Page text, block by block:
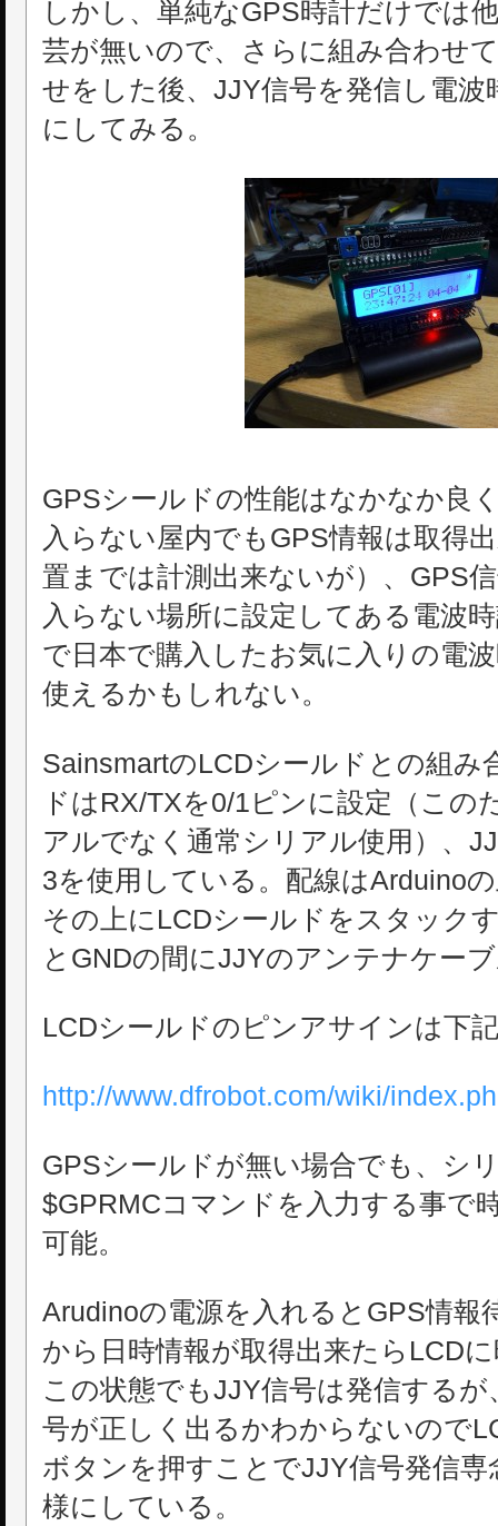
しかし、単純なGPS時計だけでは
芸が無いので、さらに組み合わせ
せをした後、JJY信号を発信し電波
にしてみる。
GPSシールドの性能はなかなか良
入らない屋内でもGPS情報は取得
置までは計測出来ないが）、GPS
入らない場所に設定してある電波
で日本で購入したお気に入りの電
使えるかもしれない。
SainsmartのLCDシールドとの組み
ドはRX/TXを0/1ピンに設定（この
アルでなく通常シリアル使用）、
3を使用している。配線はArduino
その上にLCDシールドをスタック
とGNDの間にJJYのアンテナケー
LCDシールドのピンアサインは下
http://www.dfrobot.com/wiki/
GPSシールドが無い場合でも、シ
$GPRMCコマンドを入力する事で
可能。
Arudinoの電源を入れるとGPS情報
から日時情報が取得出来たらLCD
この状態でもJJY信号は発信する
号が正しく出るかわからないので
ボタンを押すことでJJY信号発信
様にしている。